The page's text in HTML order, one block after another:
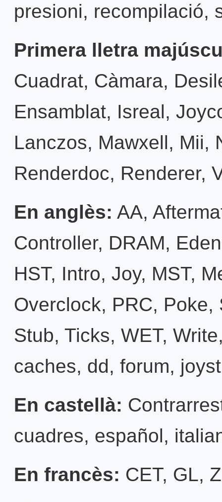
presioni, recompilació,
Primera lletra
Cuadrat, Càmara,
Ensamblat, Isreal,
Lanczos, Mawxell, Mii,
Renderdoc, Renderer,
En anglès: AA,
Controller, DRAM, Eden
HST, Intro, Joy, MST,
Overclock, PRC, Poke,
Stub, Ticks, WET, Write
caches, dd, forum,
En castellà:
cuadres, español,
En francès: CET, GL,